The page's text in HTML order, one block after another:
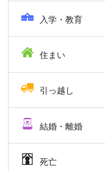
入学・教育
住まい
引っ越し
結婚・離婚
死亡